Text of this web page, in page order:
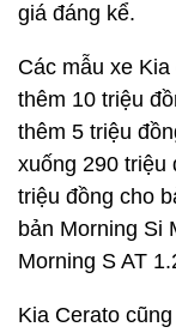
giá đáng kể.
Các mẫu xe
thêm 10 triệu
thêm 5 triệu
xuống 290 triệu
triệu đồng cho
bản Morning Si
Morning S AT
Kia Cerato